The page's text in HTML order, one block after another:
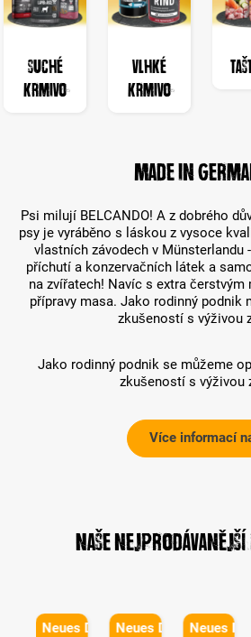
Suché
krmivo
Vlhké
krmivo
Made in
Psi milují BELCANDO! A z dobrého
psy je vyráběno s láskou z vysoce
vlastních závodech v Münsterlandu
příchutí a konzervačních látek a
na zvířatech! Navíc s extra
přípravy masa. Jako rodinný podnik
zkušeností s výživou
Jako rodinný podnik se můžeme
zkušeností s výživou
Více informací
Naše
Neues DesignNeues DesignNeues